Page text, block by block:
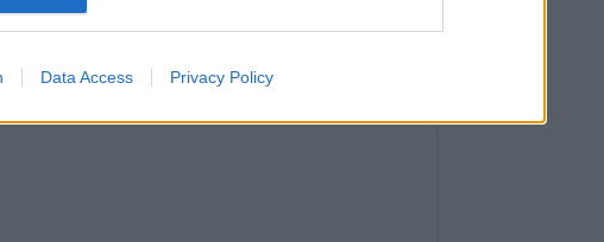
Data Access Privacy Policy